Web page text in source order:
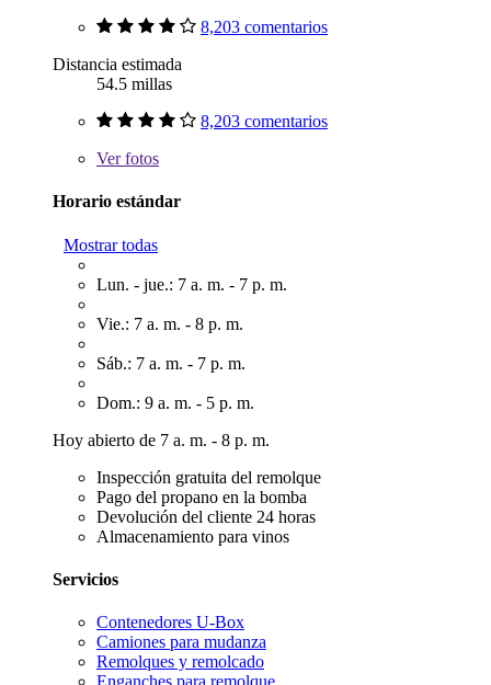
8,203 comentarios
Distancia estimada
54.5 millas
8,203 comentarios
Verfotos
Horario estándar
Mostrar todas
Lun. - jue.: 7 a. m. - 7 p. m.
Vie.: 7 a. m. - 8 p. m.
Sáb.: 7 a. m. - 7 p. m.
Dom.: 9 a. m. - 5 p. m.
Hoy abierto de 7 a. m. - 8 p. m.
Inspección gratuita del remolque
Pago del propano en la bomba
Devolución del cliente 24 horas
Almacenamiento para vinos
Servicios
Contenedores U-Box
Camiones para mudanza
Remolques y remolcado
Enganches para remolque